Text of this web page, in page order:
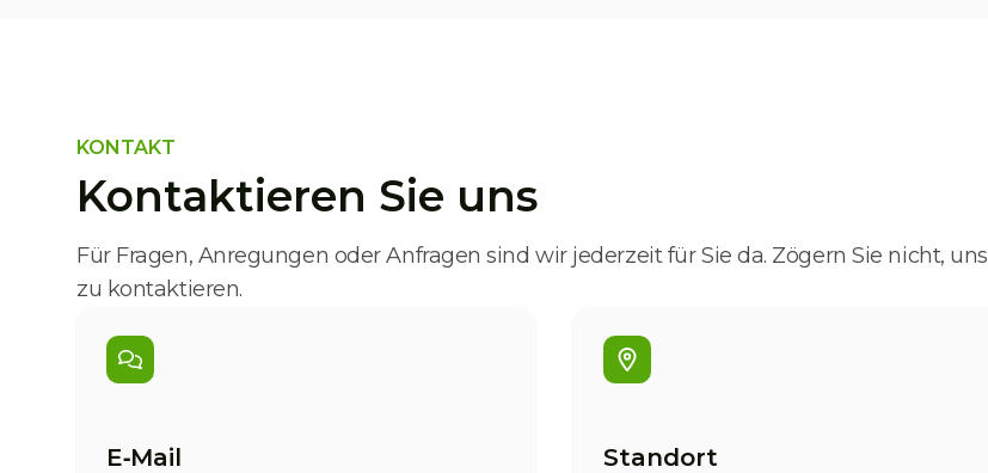
KONTAKT
Kontaktieren Sie uns
Für Fragen, Anregungen oder Anfragen sind wir jederzeit für Sie da. Zögern Sie nicht, uns
zu kontaktieren.
E‑Mail Standort